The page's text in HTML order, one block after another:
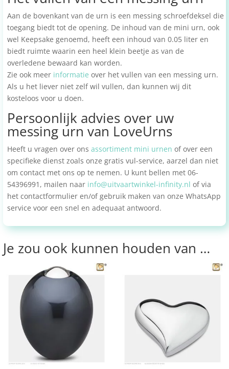
Aan de bovenkant van de urn is een messing schroefdeksel die
toegang biedt tot de opening. De inhoud van de mini urn, ook
wel Keepsake genoemd, heeft een inhoud van 0.05 liter en
biedt ruimte waarin een heel klein beetje as van de
overledene bewaard kan worden.
Zie ook meer informatie over het vullen van een messing urn.
Als u het liever niet zelf wil vullen, dan kunnen wij dit
kosteloos voor u doen.
Persoonlijk advies over uw
messing urn van LoveUrns
Heeft u vragen over ons assortiment mini urnen of over een
specifieke dienst zoals onze gratis vul-service, aarzel dan niet
om contact met ons op te nemen. U kunt bellen met 06-
54396991, mailen naar info@uitvaartwinkel-infinity.nl of via
het contactformulier en/of gebruik maken van onze WhatsApp
service voor een snel en adequaat antwoord.
Je zou ook kunnen houden van …